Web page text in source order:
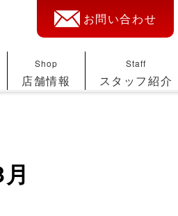
お問い合わせ
Shop
店舗情報
Staff
スタッフ紹介